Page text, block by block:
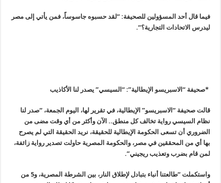
فيما قال أحد المسؤولين للصحيفة: “لقد حسبوه جاسوساً، فمن يأتي إلى مصر
ليدرس الاتحادات التجارية؟“.
*صحيفة “الاسبريسو الإيطالية”: “السيسي” يصدر لنا الأكاذيب
قالت صحيفة “الاسبريسو” الإيطالية، في تقرير لها، اليوم الجمعة، “صدر لنا
نظام السيسي رواية تخالف كل منطق.. الآن وأكثر من أي وقت مضى من
الضروري أن تسعى الحكومة الإيطالية للحقيقة، نريد الحقيقة التي لم يصرح
بها أي من المحققين في مصر، والحكومة المصرية حاولت تصدير رواية زائفة،
لمن قام بضرب وتعذيب ريجيني”.
واستكملت “طالعتنا أنباء بتبادل لإطلاق النار، بين الشرطة المصرية، و5 من